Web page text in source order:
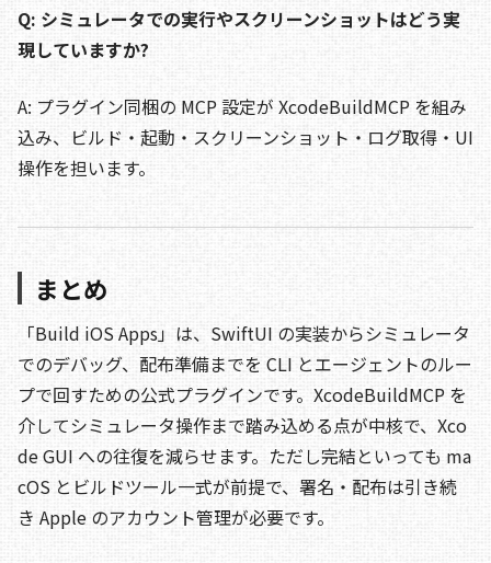
Q: シミュレータでの実行やスクリーンショットはどう実
現していますか?
A: プラグイン同梱の MCP 設定が XcodeBuildMCP を組み
込み、ビルド・起動・スクリーンショット・ログ取得・UI
操作を担います。
まとめ
「Build iOS Apps」は、SwiftUI の実装からシミュレータ
でのデバッグ、配布準備までを CLI とエージェントのルー
プで回すための公式プラグインです。XcodeBuildMCP を
介してシミュレータ操作まで踏み込める点が中核で、Xco
de GUI への往復を減らせます。ただし完結といっても ma
cOS とビルドツール一式が前提で、署名・配布は引き続
き Apple のアカウント管理が必要です。